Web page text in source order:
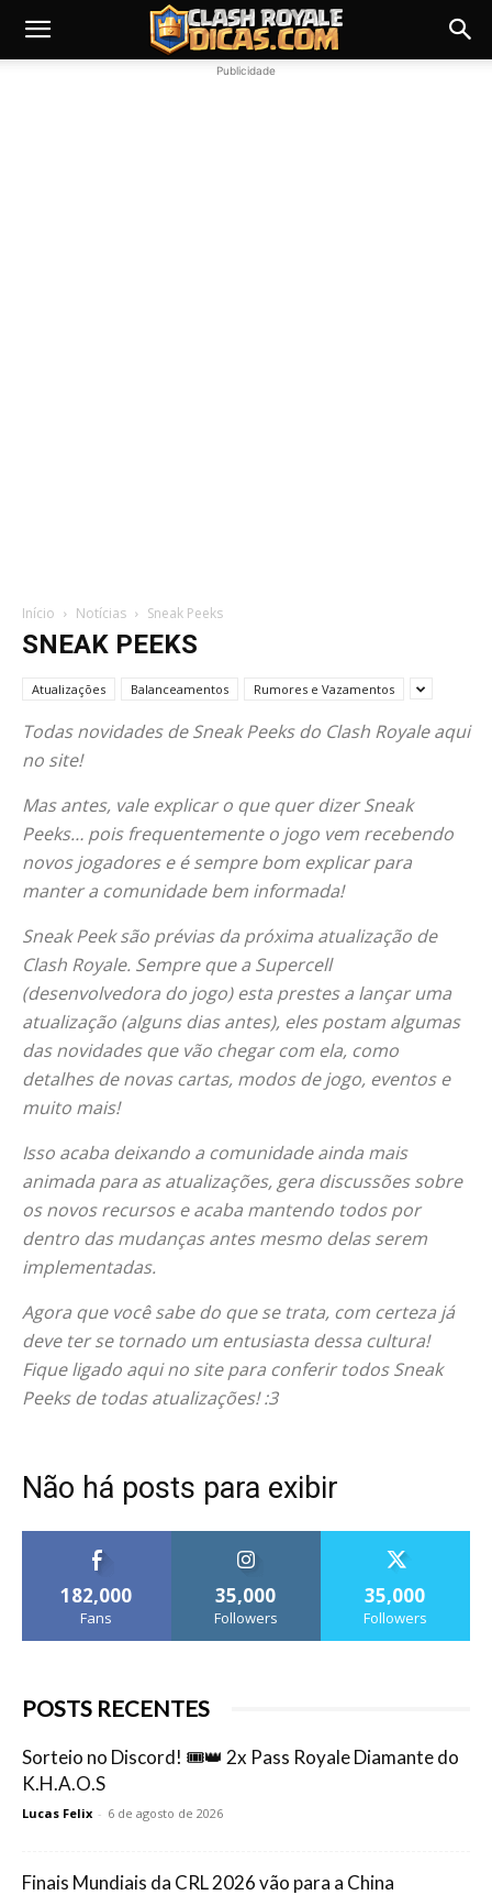
Publicidade
Início Notícias Sneak Peeks
SNEAK PEEKS
Atualizações Balanceamentos Rumores e Vazamentos
Todas novidades de Sneak Peeks do Clash Royale aqui
no site!
Mas antes, vale explicar o que quer dizer Sneak
Peeks… pois frequentemente o jogo vem recebendo
novos jogadores e é sempre bom explicar para
manter a comunidade bem informada!
Sneak Peek são prévias da próxima atualização de
Clash Royale. Sempre que a Supercell
(desenvolvedora do jogo) esta prestes a lançar uma
atualização (alguns dias antes), eles postam algumas
das novidades que vão chegar com ela, como
detalhes de novas cartas, modos de jogo, eventos e
muito mais!
Isso acaba deixando a comunidade ainda mais
animada para as atualizações, gera discussões sobre
os novos recursos e acaba mantendo todos por
dentro das mudanças antes mesmo delas serem
implementadas.
Agora que você sabe do que se trata, com certeza já
deve ter se tornado um entusiasta dessa cultura!
Fique ligado aqui no site para conferir todos Sneak
Peeks de todas atualizações! :3
Não há posts para exibir
182,000
Fans
35,000
Followers
35,000
Followers
POSTS RECENTES
Sorteio no Discord! 🎟️👑 2x Pass Royale Diamante do
K.H.A.O.S
Lucas Felix - 6 de agosto de 2026
Finais Mundiais da CRL 2026 vão para a China